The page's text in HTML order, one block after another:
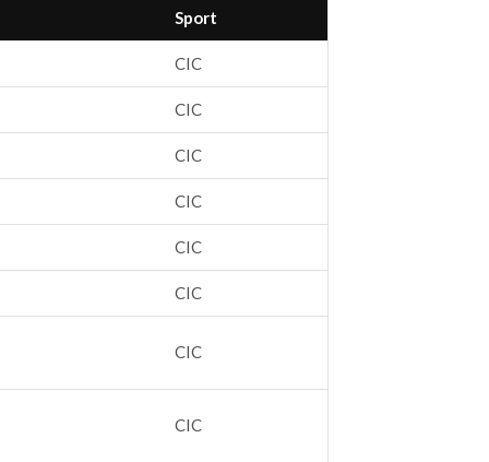
Sport
CIC
CIC
CIC
CIC
CIC
CIC
CIC
CIC